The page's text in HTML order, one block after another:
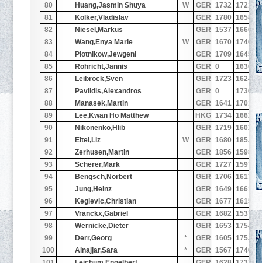
80 Huang,Jasmin Shuya W GER 1732 1721
81
Kolker,Vladislav GER 1780 1658
82
Niesel,Markus GER 1537 1660
83
Wang,Enya Marie W GER 1670 1740
84
Plotnikow,Jewgeni GER 1709 1645
85
Röhricht,Jannis GER 0 1630
86
Leibrock,Sven GER 1723 1624
87
Pavlidis,Alexandros GER 0 1736
88
Manasek,Martin GER 1641 1701
89
Lee,Kwan Ho Matthew HKG 1734 1662
90
Nikonenko,Hlib GER 1719 1602
91
Eitel,Liz W GER 1680 1853
92
Zerhusen,Martin GER 1856 1598
93
Scherer,Mark GER 1727 1597
94
Bengsch,Norbert GER 1706 1613
95
Jung,Heinz GER 1649 1661
96
Keglevic,Christian GER 1677 1615
97
Vranckx,Gabriel GER 1682 1537
98
Wernicke,Dieter GER 1653 1754
99
Derr,Georg * GER 1605 1753
100
Alnajjar,Sara * GER 1567 1740